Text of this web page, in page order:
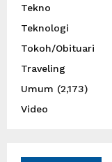
Tekno
Teknologi
Tokoh/Obituari
Traveling
Umum (2,173)
Video